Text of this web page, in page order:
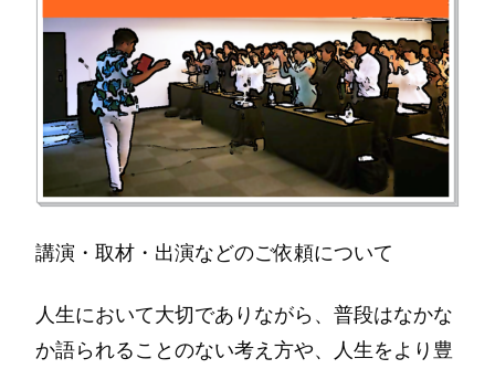
講演・取材・出演などのご依頼について
人生において大切でありながら、普段はなかな
か語られることのない考え方や、人生をより豊